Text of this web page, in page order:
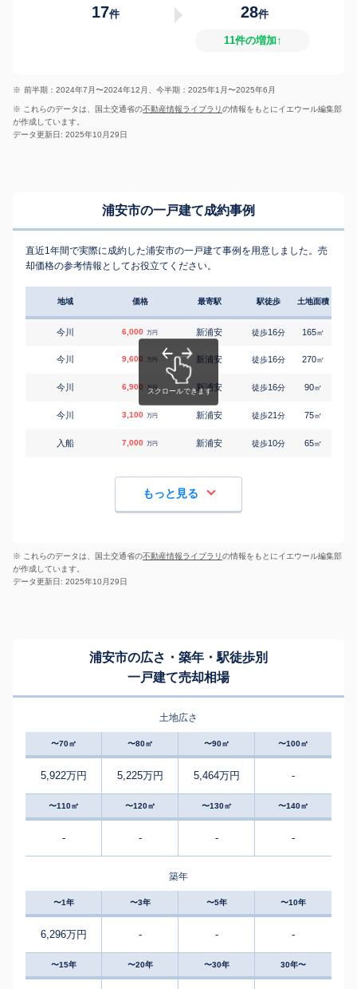
17件 28件
11件の増加↑
※ 前半期：2024年7月〜2024年12月、今半期：2025年1月〜2025年6月
※ これらのデータは、国土交通省の不動産情報ライブラリの情報をもとにイエウール編集部
が作成しています。
データ更新日: 2025年10月29日
浦安市の一戸建て成約事例
直近1年間で実際に成約した浦安市の一戸建て事例を用意しました。売
却価格の参考情報としてお役立てください。
地域 価格 最寄駅 駅徒歩 土地面積
今川 6,000 万円 新浦安 徒歩16分 165㎡
今川 9,600 万円 新浦安 徒歩16分 270㎡
今川 6,900 万円 新浦安 徒歩16分 90㎡
今川 3,100 万円 新浦安 徒歩21分 75㎡
入船 7,000 万円 新浦安 徒歩10分 65㎡
もっと見る
※ これらのデータは、国土交通省の不動産情報ライブラリの情報をもとにイエウール編集部
が作成しています。
データ更新日: 2025年10月29日
浦安市の広さ・築年・駅徒歩別
一戸建て売却相場
土地広さ
〜70㎡ 〜80㎡ 〜90㎡ 〜100㎡
5,922万円 5,225万円 5,464万円 -
〜110㎡ 〜120㎡ 〜130㎡ 〜140㎡
- - - -
築年
〜1年 〜3年 〜5年 〜10年
6,296万円 - - -
〜15年 〜20年 〜30年 30年〜